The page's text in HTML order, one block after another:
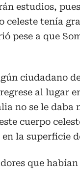
estudios,
celeste tenía
pese a que
ciudadano
al lugar
no se le
cuerpo
la superficie
que